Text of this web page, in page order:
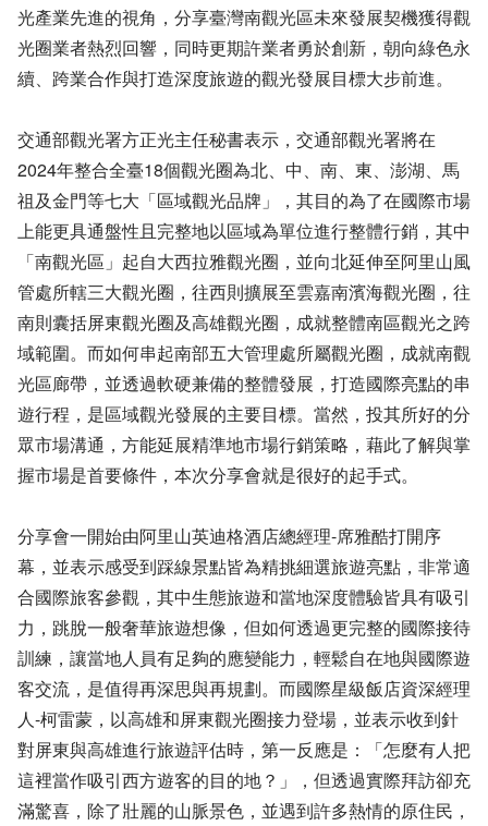
光產業先進的視角，分享臺灣南觀光區未來發展契機獲得觀
光圈業者熱烈回響，同時更期許業者勇於創新，朝向綠色永
續、跨業合作與打造深度旅遊的觀光發展目標大步前進。
交通部觀光署方正光主任秘書表示，交通部觀光署將在
2024年整合全臺18個觀光圈為北、中、南、東、澎湖、馬
祖及金門等七大「區域觀光品牌」，其目的為了在國際市場
上能更具通盤性且完整地以區域為單位進行整體行銷，其中
「南觀光區」起自大西拉雅觀光圈，並向北延伸至阿里山風
管處所轄三大觀光圈，往西則擴展至雲嘉南濱海觀光圈，往
南則囊括屏東觀光圈及高雄觀光圈，成就整體南區觀光之跨
域範圍。而如何串起南部五大管理處所屬觀光圈，成就南觀
光區廊帶，並透過軟硬兼備的整體發展，打造國際亮點的串
遊行程，是區域觀光發展的主要目標。當然，投其所好的分
眾市場溝通，方能延展精準地市場行銷策略，藉此了解與掌
握市場是首要條件，本次分享會就是很好的起手式。
分享會一開始由阿里山英迪格酒店總經理-席雅酷打開序
幕，並表示感受到踩線景點皆為精挑細選旅遊亮點，非常適
合國際旅客參觀，其中生態旅遊和當地深度體驗皆具有吸引
力，跳脫一般奢華旅遊想像，但如何透過更完整的國際接待
訓練，讓當地人員有足夠的應變能力，輕鬆自在地與國際遊
客交流，是值得再深思與再規劃。而國際星級飯店資深經理
人-柯雷蒙，以高雄和屏東觀光圈接力登場，並表示收到針
對屏東與高雄進行旅遊評估時，第一反應是：「怎麼有人把
這裡當作吸引西方遊客的目的地？」，但透過實際拜訪卻充
滿驚喜，除了壯麗的山脈景色，並遇到許多熱情的原住民，